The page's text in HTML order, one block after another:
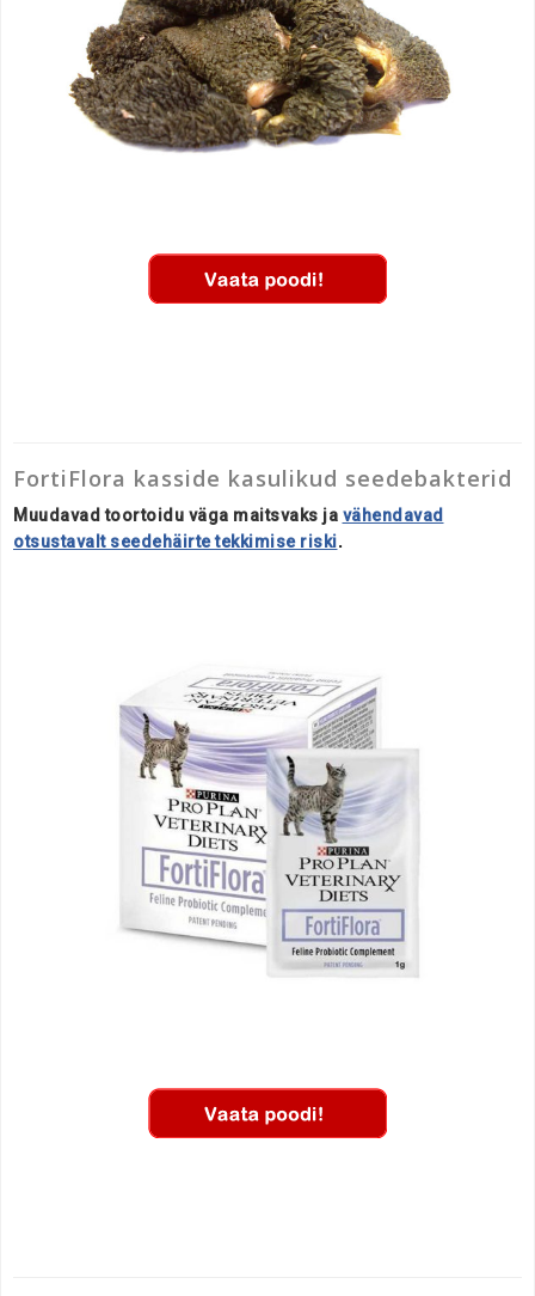
FortiFlora kasside kasulikud seedebakterid
Muudavad toortoidu väga maitsvaks ja vähendavad
otsustavalt seedehäirte tekkimise riski.